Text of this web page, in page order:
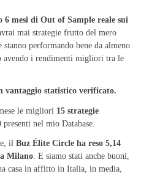
6 mesi di Out of Sample reale sui
mai strategie frutto del mero
stanno performando bene da almeno
avendo i rendimenti migliori tra le
vantaggio statistico verificato.
le migliori 15 strategie
nel mio Database.
il Buz Élite Circle ha reso 5,14
Milano . E siamo stati anche buoni,
casa in affitto in Italia, in media,